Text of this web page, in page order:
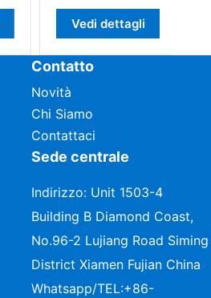
Vedi dettagli
Contatto
Novità
Chi Siamo
Contattaci
Sede centrale
Indirizzo: Unit 1503-4
Building B Diamond Coast,
No.96-2 Lujiang Road Siming
District Xiamen Fujian China
Whatsapp/TEL:+86-